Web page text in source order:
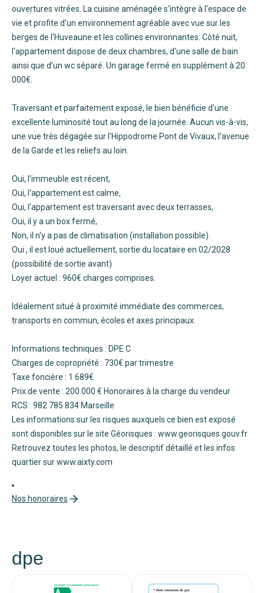
ouvertures vitrées. La cuisine aménagée s'intègre à l'espace de
vie et profite d'un environnement agréable avec vue sur les
berges de l'Huveaune et les collines environnantes. Côté nuit,
l'appartement dispose de deux chambres, d'une salle de bain
ainsi que d'un wc séparé. Un garage fermé en supplément à 20
000€.
Traversant et parfaitement exposé, le bien bénéficie d'une
excellente luminosité tout au long de la journée. Aucun vis-à-vis,
une vue très dégagée sur l'Hippodrome Pont de Vivaux, l'avenue
de la Garde et les reliefs au loin.
Oui, l'immeuble est récent,
Oui, l'appartement est calme,
Oui, l'appartement est traversant avec deux terrasses,
Oui, il y a un box fermé,
Non, il n'y a pas de climatisation (installation possible).
Oui , il est loué actuellement, sortie du locataire en 02/2028
(possibilité de sortie avant)
Loyer actuel : 960€ charges comprises.
Idéalement situé à proximité immédiate des commerces,
transports en commun, écoles et axes principaux.
Informations techniques : DPE C
Charges de copropriété : 730€ par trimestre
Taxe foncière : 1 689€
Prix de vente : 200 000 € Honoraires à la charge du vendeur
RCS : 982 785 834 Marseille
Les informations sur les risques auxquels ce bien est exposé
sont disponibles sur le site Géorisques : www.georisques.gouv.fr
Retrouvez toutes les photos, le descriptif détaillé et les infos
quartier sur www.aixty.com
Nos honoraires
dpe